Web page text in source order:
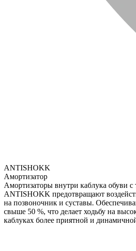
ANTISHOKK
Амортизатор
Амортизаторы внутри каблука обуви с
ANTISHOKK предотвращают
на позвоночник и суставы.
свыше 50 %, что делает ходьбу на
каблуках более приятной и